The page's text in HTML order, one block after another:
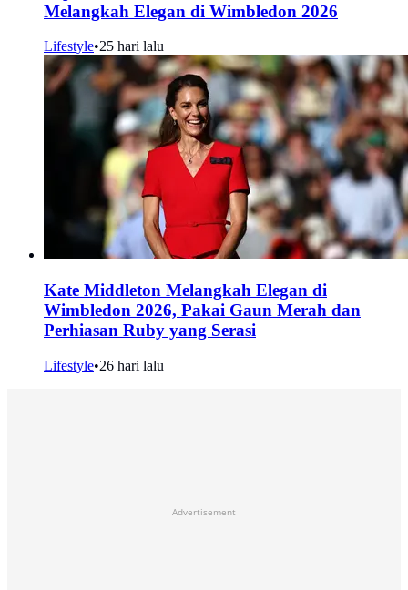
Melangkah Elegan di Wimbledon 2026
Lifestyle•25 hari lalu
Kate Middleton Melangkah Elegan di
Wimbledon 2026, Pakai Gaun Merah dan
Perhiasan Ruby yang Serasi
Lifestyle•26 hari lalu
Advertisement